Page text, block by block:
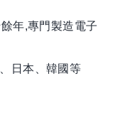
年,專門製造電子
日本、韓國等